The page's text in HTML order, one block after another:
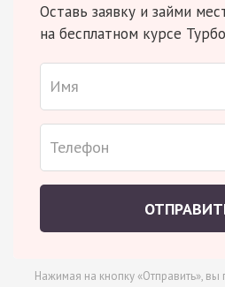
Оставь заявку и займи
на бесплатном курсе
Нажимая на кнопку «Отправить», вы